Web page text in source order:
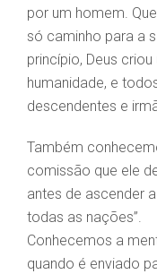
por um homem.
só caminho para a
princípio, Deus
humanidade, e
descendentes e
Também
comissão que ele
antes de ascender
todas as nações”.
Conhecemos a
quando é enviado